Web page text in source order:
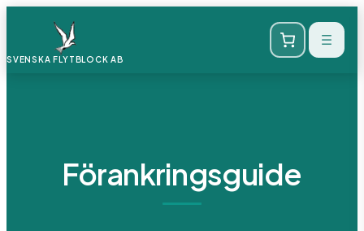
Hoppa
SVENSKA FLYTBLOCK AB
Förankringsguide